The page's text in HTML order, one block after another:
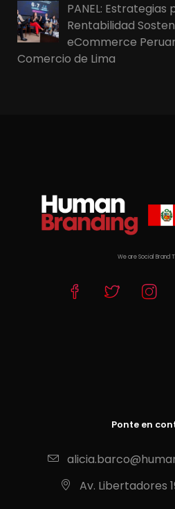
PANEL: Estrategias
Rentabilidad
eCommerce
Comercio de Lima
We are Social Brand
Ponte en
Av. Libertadores